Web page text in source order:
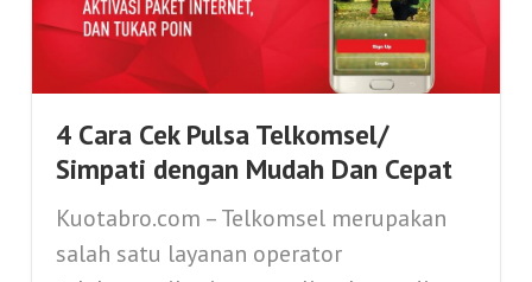
4 Cara Cek Pulsa Telkomsel/
Simpati dengan Mudah Dan Cepat
Kuotabro.com – Telkomsel merupakan
salah satu layanan operator